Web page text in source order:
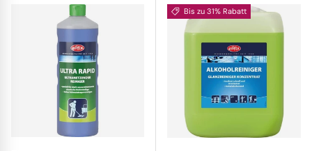
Bis zu 31% Rabatt